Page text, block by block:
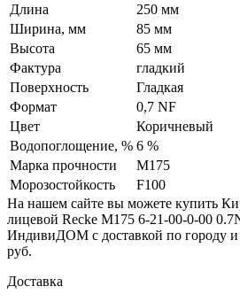
Длина
250 мм
Ширина, мм
85 мм
Высота
65 мм
Фактура
гладкий
Поверхность
Гладкая
Формат
0,7 NF
Цвет
Коричневый
Водопоглощение, % 6 %
Марка прочности
М175
Морозостойкость
F100
На нашем сайте вы можете купить
лицевой Recke М175 6-21-00-0-00
ИндивиДОМ с доставкой по городу и
руб.
Доставка